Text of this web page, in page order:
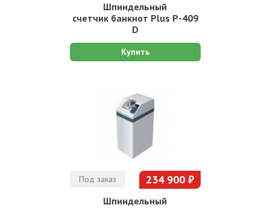
Шпиндельный
счетчик банкнот Plus P-409
D
Купить
Под заказ 234 900 ₽
Шпиндельный